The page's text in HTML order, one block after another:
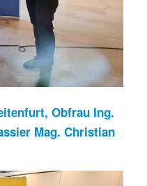
Obfrau Ing.
Mag. Christian